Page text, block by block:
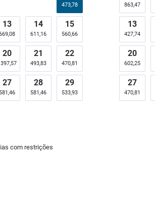
473,78
13 14
611,16
15
560,66
20 21
493,83
22
470,81
27
581,46
28
581,46
29
533,93
863,47
13
427,74
20
602,25
27
470,81
com restrições